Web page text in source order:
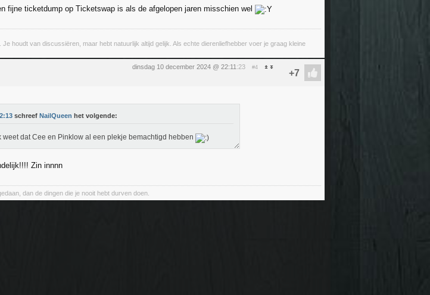
fijne ticketdump op Ticketswap is als de afgelopen jaren misschien wel
houdt van discussiëren, maar hebt natuurlijk altijd gelijk. Als echte dierenliefhebber voer je graag kleine
dinsdag 10 december 2024 @ 22:11 :23 #4
schreef NailQueen het volgende:
dat Cee en Pinklow al een plekje bemachtigd hebben
Zin innnn
dan de dingen die je nooit hebt durven doen.